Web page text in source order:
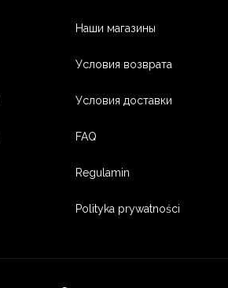
Наши магазины
Условия возврата
Условия доставки
FAQ
Regulamin
Polityka prywatności